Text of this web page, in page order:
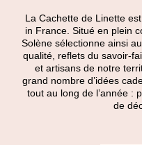
La Cachette de Linette
in France. Situé en plein
Solène sélectionne ainsi
qualité, reflets du savoir-
et artisans de notre
grand nombre d’idées
tout au long de l’année :
de